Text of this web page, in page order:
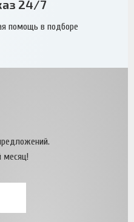
24/7
помощь в подборе